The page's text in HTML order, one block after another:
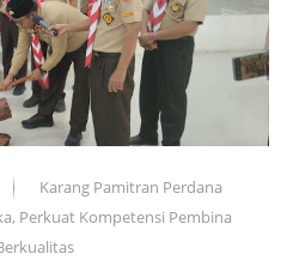
Karang Pamitran Perdana
Perkuat Kompetensi Pembina